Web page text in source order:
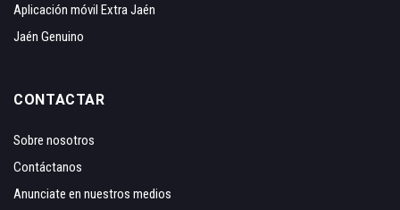
Aplicación móvil Extra Jaén
Jaén Genuino
CONTACTAR
Sobre nosotros
Contáctanos
Anunciate en nuestros medios